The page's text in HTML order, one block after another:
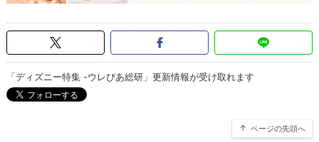
「ディズニー特集 -ウレぴあ総研」更新情報が受け取れます
ページの先頭へ